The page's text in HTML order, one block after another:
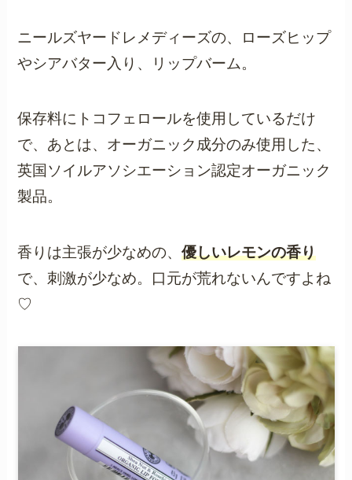
ニールズヤードレメディーズの、ローズヒップ
やシアバター入り、リップバーム。
保存料にトコフェロールを使用しているだけ
で、あとは、オーガニック成分のみ使用した、
英国ソイルアソシエーション認定オーガニック
製品。
香りは主張が少なめの、優しいレモンの香り
で、刺激が少なめ。口元が荒れないんですよね
♡